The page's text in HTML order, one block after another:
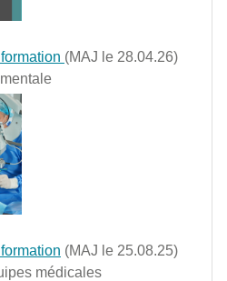
(MAJ le 28.04.26)
(MAJ le 25.08.25)
médicales